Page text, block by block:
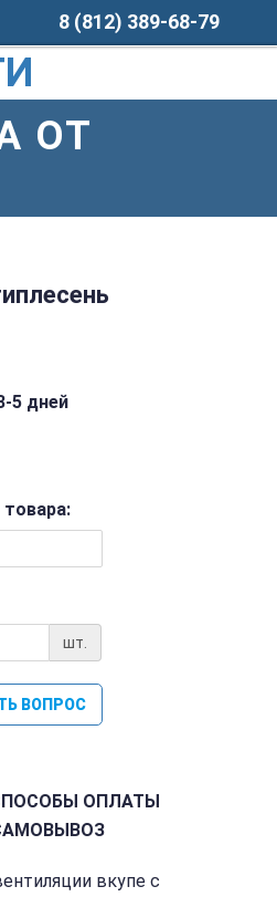
8 (812) 389-68-79
ОТ
5 дней
шт.
ВОПРОС
ОПЛАТЫ
вкупе с